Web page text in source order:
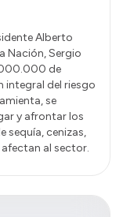
Alberto
Nación, Sergio
de
integral del riesgo
se
y afrontar los
sequía, cenizas,
al sector.